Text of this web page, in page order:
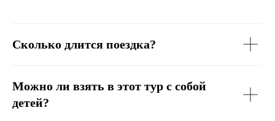
Сколько длится поездка?
Можно ли взять в этот тур с собой
детей?